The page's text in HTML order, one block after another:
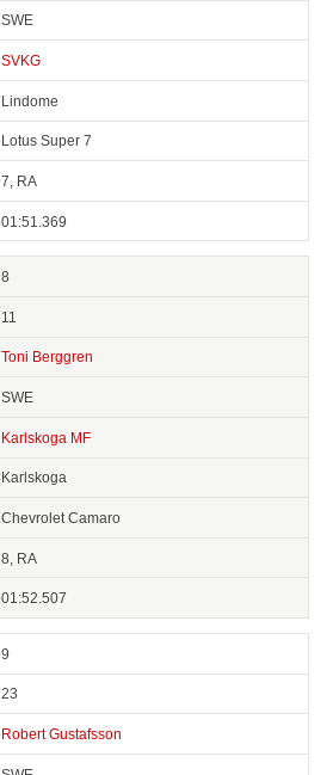
SWE
SVKG
Lindome
Lotus Super 7
7, RA
01:51.369
8
11
Toni Berggren
SWE
Karlskoga MF
Karlskoga
Chevrolet Camaro
8, RA
01:52.507
9
23
Robert Gustafsson